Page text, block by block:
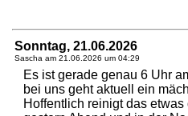
Sonntag, 21.06.2026
Sascha am 21.06.2026 um 04:29
Es ist gerade genau 6 Uhr
bei uns geht aktuell ein
Hoffentlich reinigt das